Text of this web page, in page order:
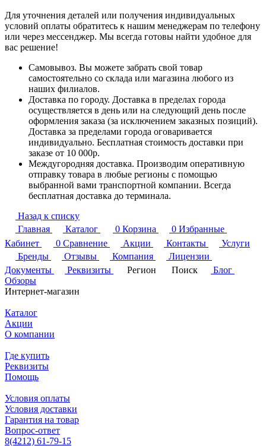
Для уточнения деталей или получения индивидуальных
условий оплаты обратитесь к нашим менеджерам по телефону
или через мессенджер. Мы всегда готовы найти удобное для
вас решение!
Самовывоз. Вы можете забрать свой товар
самостоятельно со склада или магазина любого из
наших филиалов.
Доставка по городу. Доставка в пределах города
осуществляется в день или на следующий день после
оформления заказа (за исключением заказных позиций).
Доставка за пределами города оговаривается
индивидуально. Бесплатная стоимость доставки при
заказе от 10 000р.
Междугородняя доставка. Производим оперативную
отправку товара в любые регионы с помощью
выбранной вами транспортной компании. Всегда
бесплатная доставка до терминала.
Назад к списку
Главная
Каталог 0 Корзина 0 Избранные
Кабинет
0 Сравнение Акции Контакты
Услуги
Бренды
Отзывы Компания
Лицензии
Документы
Реквизиты Регион Поиск
Блог
Обзоры
Интернет-магазин
Каталог
Акции
О компании
Где купить
Реквизиты
Помощь
Условия оплаты
Условия доставки
Гарантия на товар
Вопрос-ответ
8(4212) 61-79-15